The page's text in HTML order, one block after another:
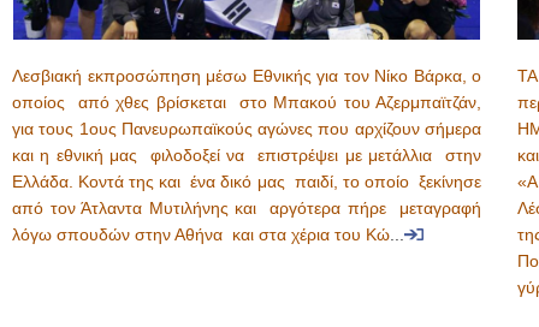
Λεσβιακή εκπροσώπηση μέσω Εθνικής για τον Νίκο Βάρκα, ο
οποίος από χθες βρίσκεται στο Μπακού του Αζερμπαϊτζάν,
για τους 1ους Πανευρωπαϊκούς αγώνες που αρχίζουν σήμερα
και η εθνική μας φιλοδοξεί να επιστρέψει με μετάλλια στην
Ελλάδα. Κοντά της και ένα δικό μας παιδί, το οποίο ξεκίνησε
από τον Άτλαντα Μυτιλήνης και αργότερα πήρε μεταγραφή
λόγω σπουδών στην Αθήνα και στα χέρια του Κώ...